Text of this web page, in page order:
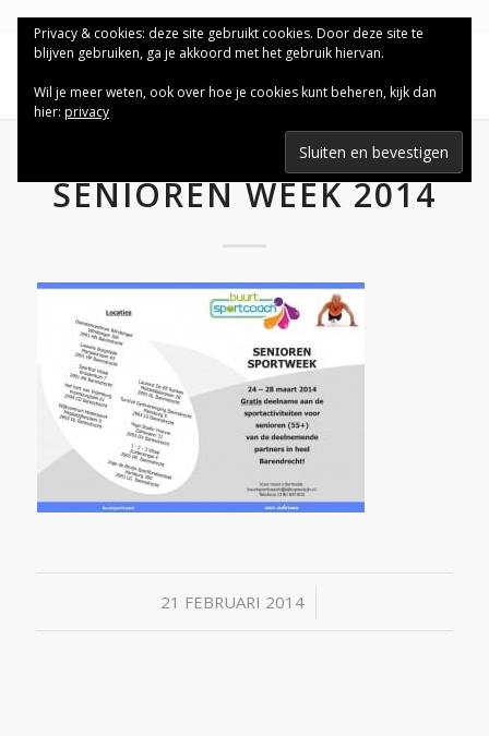
SENIOREN WEEK 2014
21 FEBRUARI 2014
/
Privacy & cookies: deze site gebruikt cookies. Door deze site te
blijven gebruiken, ga je akkoord met het gebruik hiervan.
Wil je meer weten, ook over hoe je cookies kunt beheren, kijk dan
hier: privacy